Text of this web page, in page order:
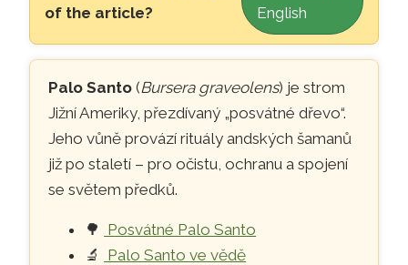
of the article?
English
🌳Posvátné dřevo Palo Santo
Palo Santo (Bursera graveolens) je strom
Jižní Ameriky, přezdívaný „posvátné dřevo“.
Jeho vůně provází rituály andských šamanů
již po staletí – pro očistu, ochranu a spojení
se světem předků.
🌳 Posvátné Palo Santo
🔬
Palo Santo ve vědě